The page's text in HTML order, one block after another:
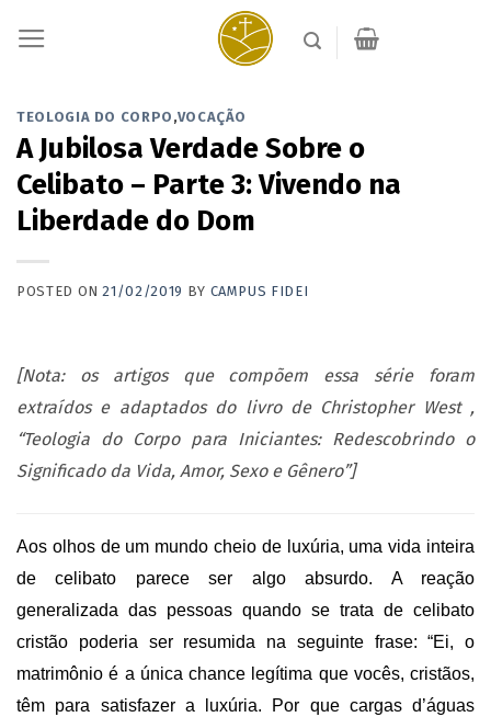
TEOLOGIA DO CORPO ,VOCAÇÃO
A Jubilosa Verdade Sobre o
Celibato – Parte 3: Vivendo na
Liberdade do Dom
POSTED ON21/02/2019 BY CAMPUS FIDEI
[Nota: os artigos que compõem essa série foram
extraídos e adaptados do livro de Christopher West ,
“Teologia do Corpo para Iniciantes: Redescobrindo o
Significado da Vida, Amor, Sexo e Gênero”]
Aos olhos de um mundo cheio de luxúria, uma vida inteira
de celibato parece ser algo absurdo. A reação
generalizada das pessoas quando se trata de celibato
cristão poderia ser resumida na seguinte frase: “Ei, o
matrimônio é a única chance legítima que vocês, cristãos,
têm para satisfazer a luxúria. Por que cargas d’águas